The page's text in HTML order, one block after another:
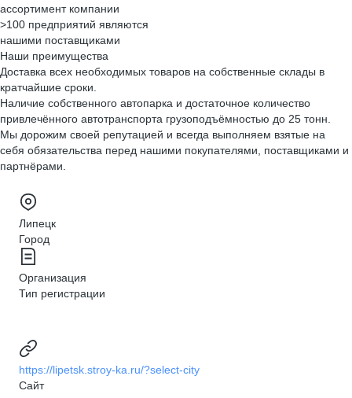
ассортимент компании
>100 предприятий являются
нашими поставщиками
Наши преимущества
Доставка всех необходимых товаров на собственные склады в
кратчайшие сроки.
Наличие собственного автопарка и достаточное количество
привлечённого автотранспорта грузоподъёмностью до 25 тонн.
Мы дорожим своей репутацией и всегда выполняем взятые на
себя обязательства перед нашими покупателями, поставщиками и
партнёрами.
Липецк
Город
Организация
Тип регистрации
https://lipetsk.stroy-ka.ru/?select-city
Сайт